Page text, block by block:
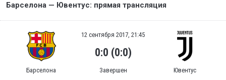
Барселона — Ювентус: прямая трансляция
Барселона
12 сентября 2017, 21:45
0:0 (0:0)
Завершен Ювентус